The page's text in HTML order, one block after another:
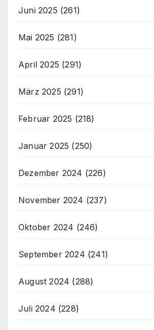
Juni 2025 (261)
Mai 2025 (281)
April 2025 (291)
März 2025 (291)
Februar 2025 (218)
Januar 2025 (250)
Dezember 2024 (226)
November 2024 (237)
Oktober 2024 (246)
September 2024 (241)
August 2024 (288)
Juli 2024 (228)